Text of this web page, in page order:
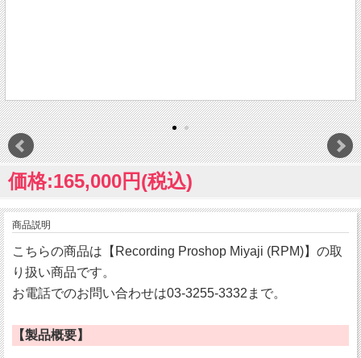
価格:165,000円(税込)
商品説明
こちらの商品は【Recording Proshop Miyaji (RPM)】の取
り扱い商品です。
お電話でのお問い合わせは03-3255-3332まで。
【製品概要】